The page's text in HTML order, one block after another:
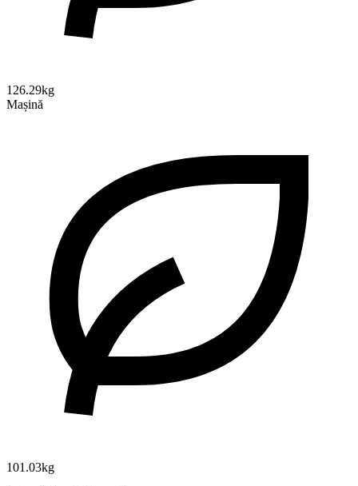
126.29kg
Mașină
101.03kg